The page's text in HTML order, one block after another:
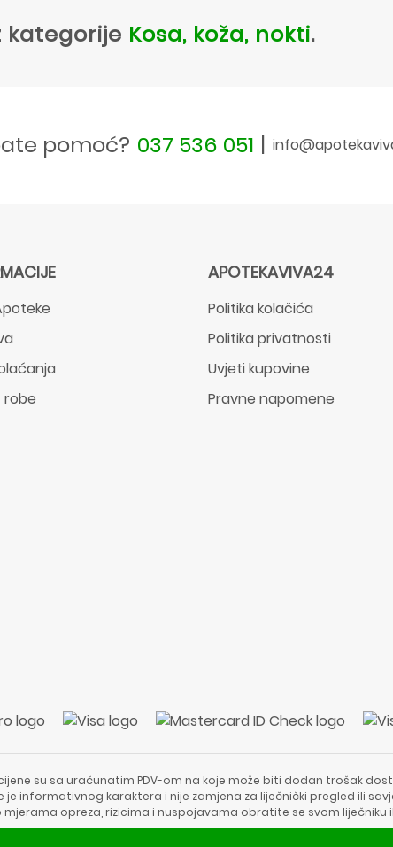
kategorije Kosa, koža, nokti.
pomoć? 037 536 051 |
robe
APOTEKAVIVA24
Politika kolačića
Politika privatnosti
Uvjeti kupovine
Pravne napomene
su sa uračunatim PDV-om na koje može biti dodan trošak
je informativnog karaktera i nije zamjena za liječnički pregled ili
mjerama opreza, rizicima i nuspojavama obratite se svom liječniku